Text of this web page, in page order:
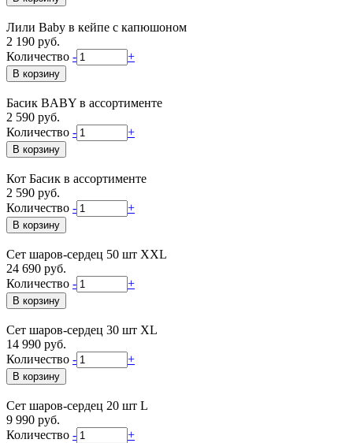
Лили Baby в кейпе с капюшоном
2 190 руб.
Количество - +
Басик BABY в ассортименте
2 590 руб.
Количество - +
Кот Басик в ассортименте
2 590 руб.
Количество - +
Сет шаров-сердец 50 шт XXL
24 690 руб.
Количество - +
Сет шаров-сердец 30 шт XL
14 990 руб.
Количество - +
Сет шаров-сердец 20 шт L
9 990 руб.
Количество - +